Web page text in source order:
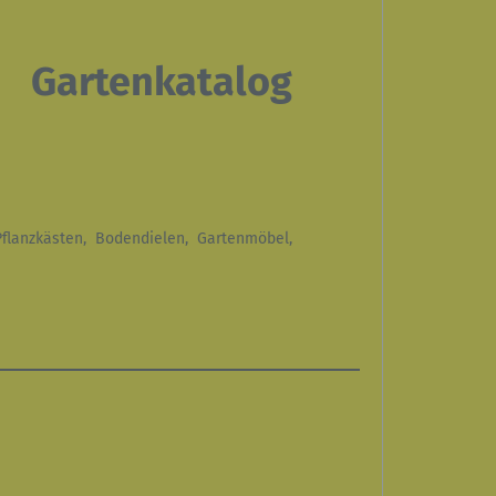
Bodendielen, Gartenmöbel,